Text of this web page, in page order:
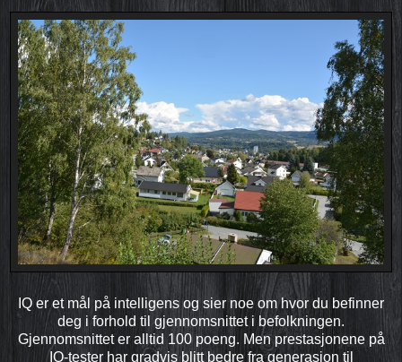
IQ er et mål på intelligens og sier noe om hvor du befinner
deg i forhold til gjennomsnittet i befolkningen.
Gjennomsnittet er alltid 100 poeng. Men prestasjonene på
IQ-tester har gradvis blitt bedre fra generasjon til